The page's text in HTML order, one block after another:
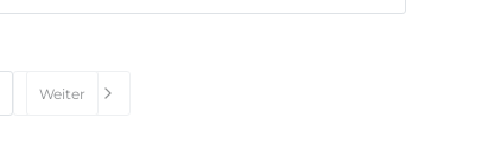
Weiter